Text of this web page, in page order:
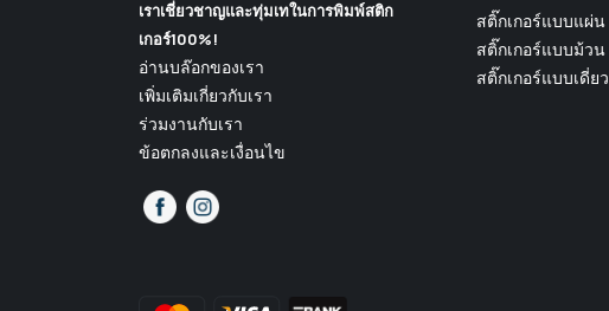
เราเชี่ยวชาญและทุ่มเทในการพิมพ์สติก
เกอร์100%!
อ่านบล๊อกของเรา
เพิ่มเติมเกี่ยวกับเรา
ร่วมงานกับเรา
ข้อตกลงและเงื่อนไข
สติ๊กเกอร์แบบแผ่น
สติ๊กเกอร์แบบม้วน
สติ๊กเกอร์แบบเดี่ยว